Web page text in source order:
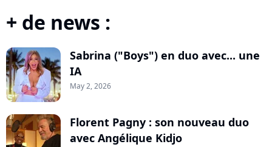
+ de news :
Sabrina ("Boys") en duo avec... une
IA
May 2, 2026
Florent Pagny : son nouveau duo
avec Angélique Kidjo